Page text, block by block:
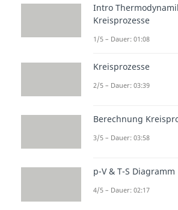
Setzen wir die
Temperatur
R =
Gaskonstante
T =
=
Intro
Kreisprozesse
1/5 – Dauer: 01:08
Kreisprozesse
2/5 – Dauer: 03:39
Berechnung
3/5 – Dauer: 03:58
p-V & T-S Diagramm
4/5 – Dauer: 02:17